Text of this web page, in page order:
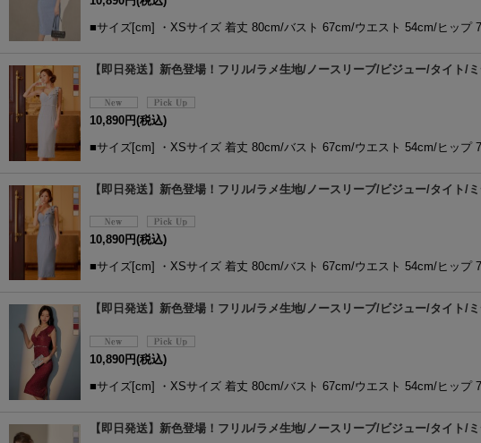
■サイズ[cm] ・XSサイズ 着丈 80cm/バスト 67cm/ウエスト 54cm/ヒッ
【即日発送】新色登場！フリル/ラメ生地/ノースリーブ/ビジュー/タイト
10,890円(税込)
■サイズ[cm] ・XSサイズ 着丈 80cm/バスト 67cm/ウエスト 54cm/ヒッ
【即日発送】新色登場！フリル/ラメ生地/ノースリーブ/ビジュー/タイト
10,890 円(税込)
■サイズ[cm] ・XSサイズ 着丈 80cm/バスト 67cm/ウエスト 54cm/ヒッ
【即日発送】新色登場！フリル/ラメ生地/ノースリーブ/ビジュー/タイト
10,890円(税込)
■サイズ[cm] ・XSサイズ 着丈 80cm/バスト 67cm/ウエスト 54cm/ヒッ
【即日発送】新色登場！フリル/ラメ生地/ノースリーブ/ビジュー/タイト